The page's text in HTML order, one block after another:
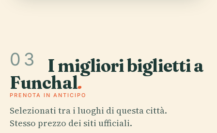
03 I migliori biglietti a
Funchal.
PRENOTA IN ANTICIPO
Selezionati tra i luoghi di questa città.
Stesso prezzo dei siti ufficiali.